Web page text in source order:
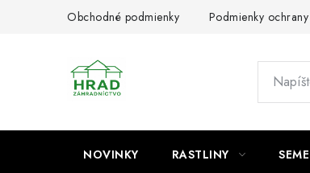
Obchodné podmienky Podmienky
NOVINKY RASTLINY